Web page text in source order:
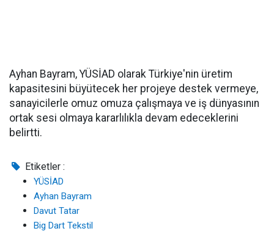
Ayhan Bayram, YÜSİAD olarak Türkiye'nin üretim
kapasitesini büyütecek her projeye destek vermeye,
sanayicilerle omuz omuza çalışmaya ve iş dünyasının
ortak sesi olmaya kararlılıkla devam edeceklerini
belirtti.
Etiketler :
YÜSİAD
Ayhan Bayram
Davut Tatar
Big Dart Tekstil